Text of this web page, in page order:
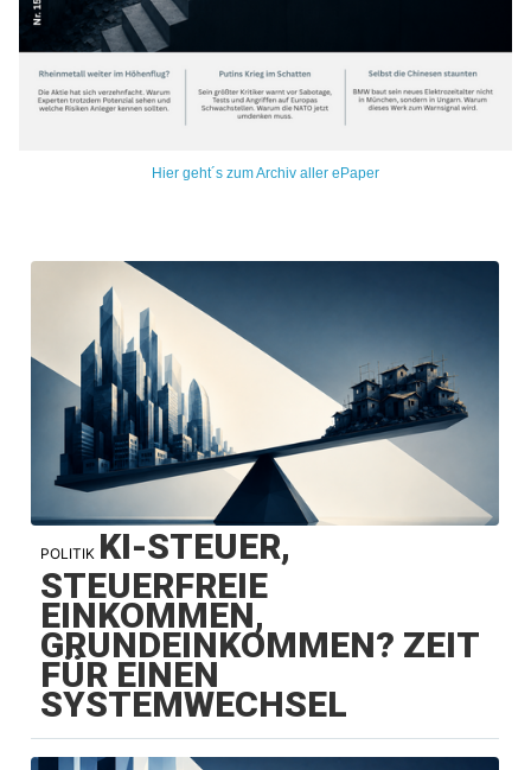
Hier geht´s zum Archiv aller ePaper
POLITIK KI-STEUER,
STEUERFREIE
EINKOMMEN,
GRUNDEINKOMMEN? ZEIT
FÜR EINEN
SYSTEMWECHSEL